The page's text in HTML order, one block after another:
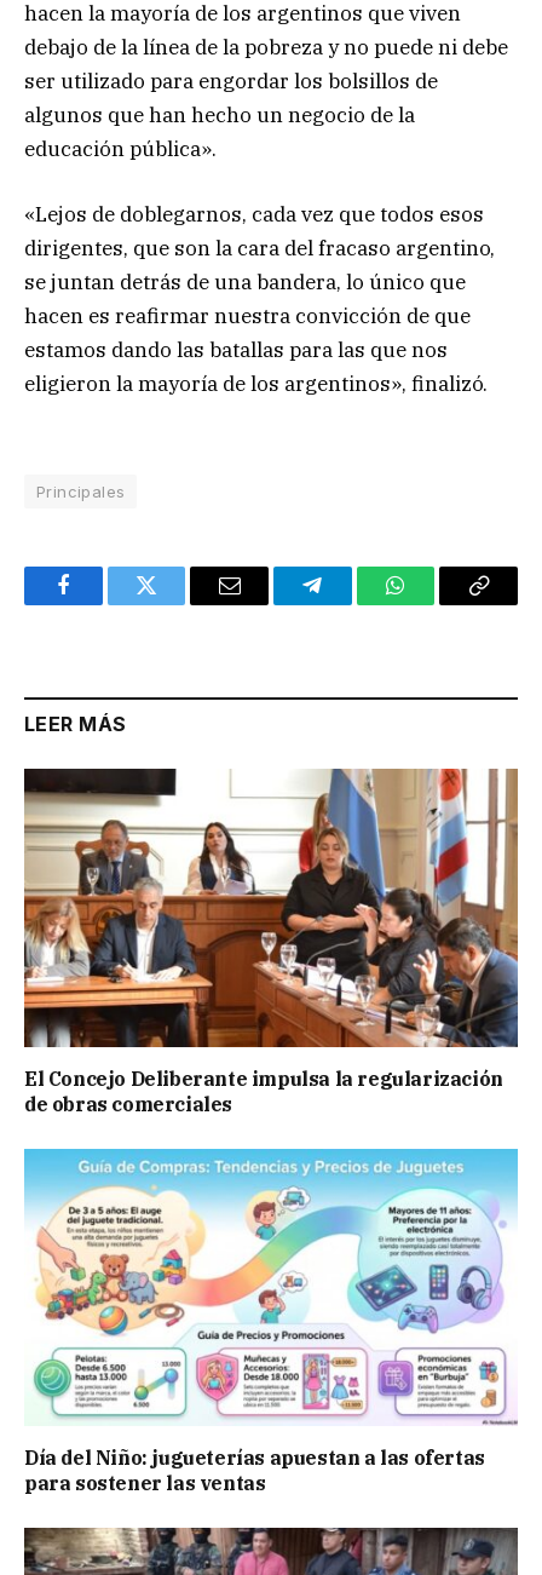
hacen la mayoría de los argentinos que viven
debajo de la línea de la pobreza y no puede ni debe
ser utilizado para engordar los bolsillos de
algunos que han hecho un negocio de la
educación pública».
«Lejos de doblegarnos, cada vez que todos esos
dirigentes, que son la cara del fracaso argentino,
se juntan detrás de una bandera, lo único que
hacen es reafirmar nuestra convicción de que
estamos dando las batallas para las que nos
eligieron la mayoría de los argentinos», finalizó.
Principales
FacebookTwitter Email TelegramWhatsAppCopy
LEER MÁS
El Concejo Deliberante impulsa la regularización
de obras comerciales
Día del Niño: jugueterías apuestan a las ofertas
para sostener las ventas